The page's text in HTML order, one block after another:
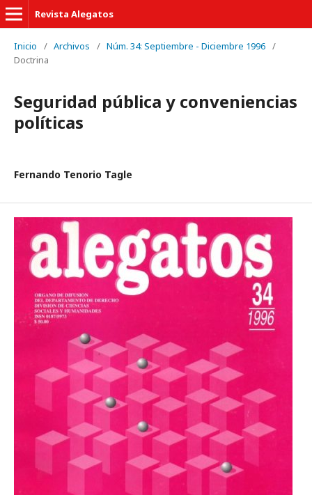
Revista Alegatos
Inicio / Archivos / Núm. 34: Septiembre - Diciembre 1996 /
Doctrina
Seguridad pública y conveniencias
políticas
Fernando Tenorio Tagle